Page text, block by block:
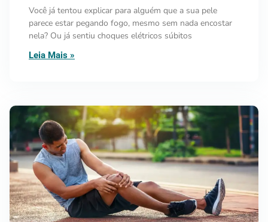
Você já tentou explicar para alguém que a sua pele
parece estar pegando fogo, mesmo sem nada encostar
nela? Ou já sentiu choques elétricos súbitos
Leia Mais »